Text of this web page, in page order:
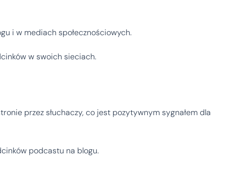
i w mediach społecznościowych.
w swoich sieciach.
przez słuchaczy, co jest pozytywnym sygnałem dla
podcastu na blogu.